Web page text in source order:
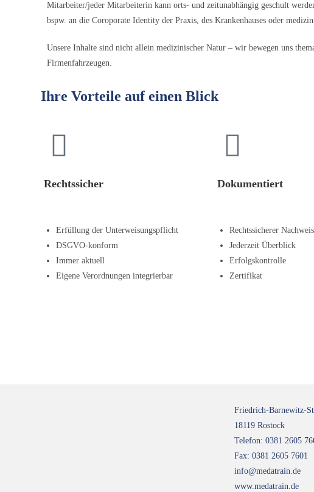
Mitarbeiter/jeder Mitarbeiterin kann orts- und zeitunabhängig geschult
bspw. an die Coroporate Identity der Praxis, des Krankenhauses oder
Unsere Inhalte sind nicht allein medizinischer Natur – wir bewegen uns
Firmenfahrzeugen.
Ihre Vorteile auf einen Blick
Rechtssicher
Erfüllung der Unterweisungspflicht
DSGVO-konform
Immer aktuell
Eigene Verordnungen integrierbar
Dokumentiert
Rechtssicherer Nachweis
Jederzeit Überblick
Erfolgskontrolle
Zertifikat
Friedrich-Barnewitz-
18119 Rostock
Telefon: 0381 2605
Fax: 0381 2605 7601
info@medatrain.de
www.medatrain.de